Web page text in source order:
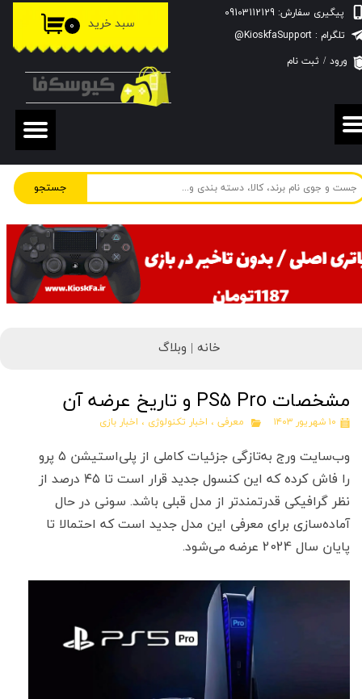
جستجو
پیگیری سفارش: 09103112129
۰ سبد خرید
ورود / ثبت نام
حساب کاربری من
تغییر گذر واژه
سفارشات
خروج از حساب کاربری
تلگرام : KioskfaSupport@
خانه | وبلاگ
مشخصات PS5 Pro و تاریخ عرضه آن
۱۰ شهریور ۱۴۰۳ معرفی ، اخبار تکنولوژی ، اخبار بازی
وب‌سایت ورج به‌تازگی جزئیات کاملی از پلی‌استیشن ۵ پرو
را فاش کرده که این کنسول جدید قرار است تا ۴۵ درصد از
نظر گرافیکی قدرتمندتر از مدل قبلی باشد. سونی در حال
آماده‌سازی برای معرفی این مدل جدید است که احتمالا تا
پایان سال 2024 عرضه می‌شود.